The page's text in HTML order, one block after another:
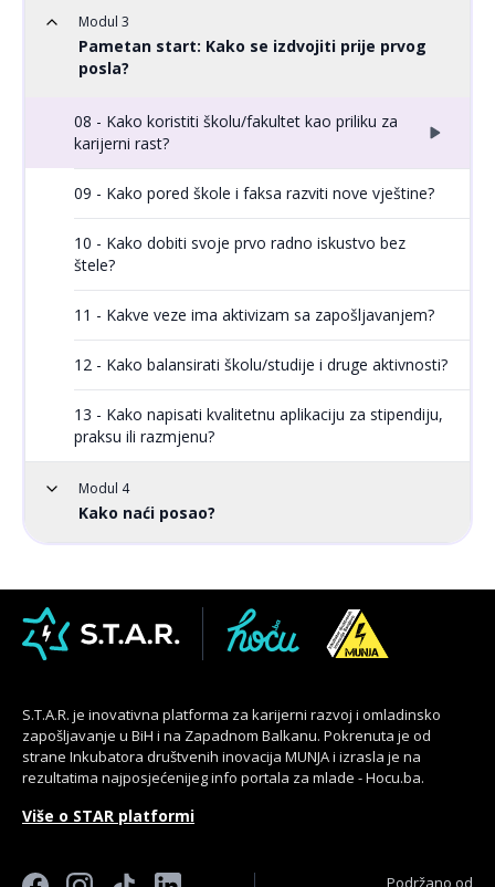
Modul 3
Pametan start: Kako se izdvojiti prije prvog
posla?
08 - Kako koristiti školu/fakultet kao priliku za
karijerni rast?
09 - Kako pored škole i faksa razviti nove vještine?
10 - Kako dobiti svoje prvo radno iskustvo bez
štele?
11 - Kakve veze ima aktivizam sa zapošljavanjem?
12 - Kako balansirati školu/studije i druge aktivnosti?
13 - Kako napisati kvalitetnu aplikaciju za stipendiju,
praksu ili razmjenu?
Modul 4
Kako naći posao?
S.T.A.R. je inovativna platforma za karijerni razvoj i omladinsko
zapošljavanje u BiH i na Zapadnom Balkanu. Pokrenuta je od
strane Inkubatora društvenih inovacija MUNJA i izrasla je na
rezultatima najposjećenijeg info portala za mlade - Hocu.ba.
Više o STAR platformi
Podržano od